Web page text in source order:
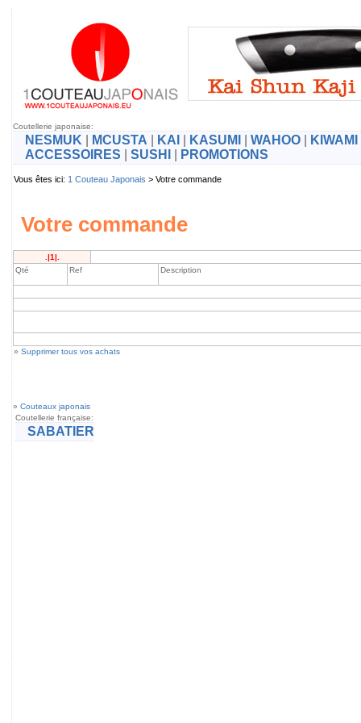
Coutellerie japonaise:
NESMUK MCUSTA KAI KASUMI WAHOO KIWAMI
ACCESSOIRES
SUSHI PROMOTIONS
Vous êtes ici: 1 Couteau Japonais > Votre commande
Votre commande
.|1|.
Qté
Ref Description
» Supprimer tous vos achats
» Couteaux japonais
Coutellerie française:
SABATIER